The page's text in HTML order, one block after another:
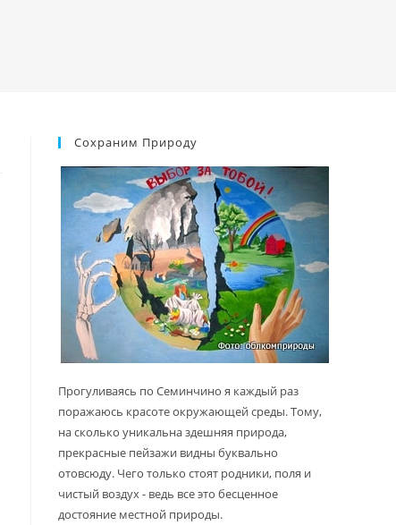
Сохраним Природу
Прогуливаясь по Семинчино я каждый раз
поражаюсь красоте окружающей среды. Тому,
на сколько уникальна здешняя природа,
прекрасные пейзажи видны буквально
отовсюду. Чего только стоят родники, поля и
чистый воздух - ведь все это бесценное
достояние местной природы.